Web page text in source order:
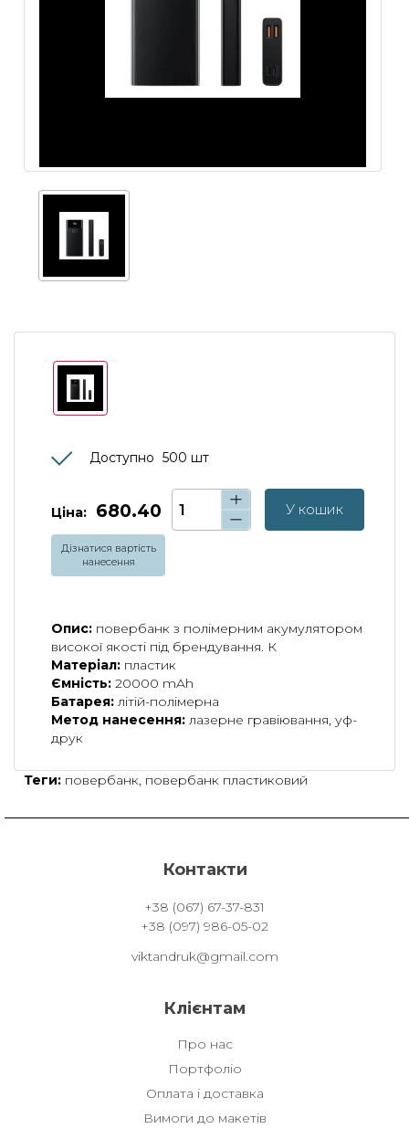
Доступно 500 шт
Ціна: 680.40 У кошик
Дізнатися вартість
нанесення
Опис: повербанк з полімерним акумулятором
високої якості під брендування. К
Матеріал: пластик
Ємність: 20000 mAh
Батарея: літій-полімерна
Метод нанесення: лазерне гравіювання, уф-
друк
Теги: повербанк, повербанк пластиковий
Контакти
+38 (067) 67-37-831
+38 (097) 986-05-02
viktandruk@gmail.com
Клієнтам
Про нас
Портфоліо
Оплата і доставка
Вимоги до макетів